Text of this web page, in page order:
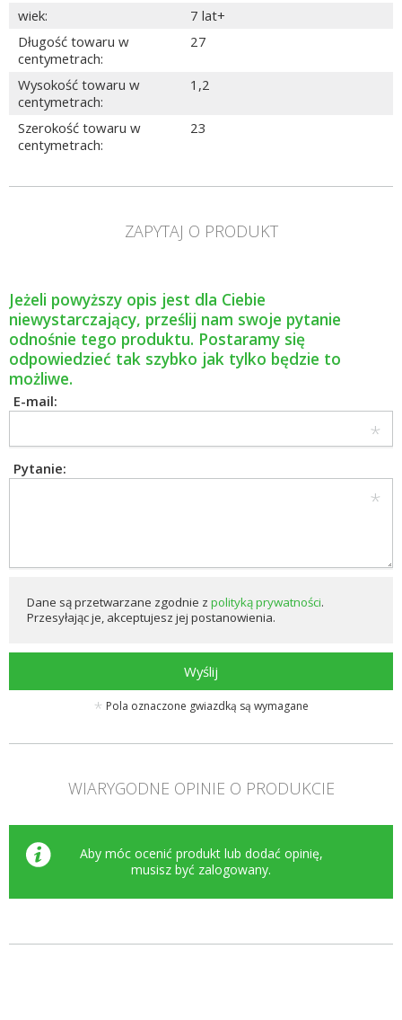
wiek:
7 lat+
Długość towaru w
centymetrach:
27
Wysokość towaru w
centymetrach:
1,2
Szerokość towaru w
centymetrach:
23
ZAPYTAJ O PRODUKT
Jeżeli powyższy opis jest dla Ciebie
niewystarczający, prześlij nam swoje pytanie
odnośnie tego produktu. Postaramy się
odpowiedzieć tak szybko jak tylko będzie to
możliwe.
E-mail:
Pytanie:
Dane są przetwarzane zgodnie z polityką prywatności.
Przesyłając je, akceptujesz jej postanowienia.
Wyślij
Pola oznaczone gwiazdką są wymagane
WIARYGODNE OPINIE O PRODUKCIE
Aby móc ocenić produkt lub dodać opinię,
musisz być zalogowany.